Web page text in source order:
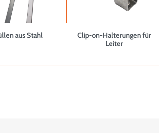
aus Stahl
Clip-on-Halterungen für
Leiter